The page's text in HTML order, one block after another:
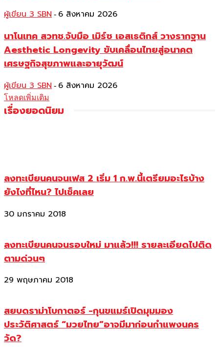
ผู้เขียน 3 SBN - 6 สิงหาคม 2026
นาโนเทค สวทช.จับมือ เมิร์ซ เอสเธติกส์ วางรากฐาน
Aesthetic Longevity ขับเคลื่อนไทยสู่อนาคต
เศรษฐกิจสุขภาพและอายุวัฒน์
ผู้เขียน 3 SBN - 6 สิงหาคม 2026
โหลดเพิ่มเติม
เรื่องยอดนิยม
ลงทะเบียนคนจนเฟส 2 เริ่ม 1 ก.พ.นี้เตรียมอะไรบ้าง
ยังไงที่ไหน? ไปเช็คเลย
30 มกราคม 2018
ลงทะเบียนคนจนรอบใหม่ มาแล้ว!!! รายละเอียดไปติด
ตามด่วนๆ
29 พฤษภาคม 2018
สยบดราม่าโบกาตอร์ -กุนขแมร์เปิดมุมมอง
ประวัติศาสตร์ “มวยไทย”อาจมีมาก่อนกำแพงนคร
วัด?